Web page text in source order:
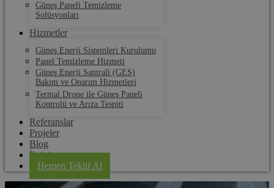
Güneş Paneli Temizleme
Solüsyonları
Hizmetler
Güneş Enerji Sistemleri Kurulumu
Panel Temizleme Hizmeti
Güneş Enerji Santrali (GES)
Bakım ve Onarım Hizmetleri
Termal Drone ile Güneş Paneli
Kontrolü ve Arıza Tespiti
Referanslar
Projeler
Blog
İletişim
Hemen Teklif Al